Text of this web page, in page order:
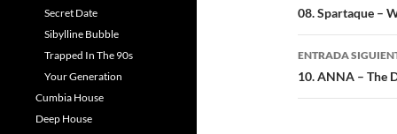
de
entradas
08. Spartaque –
ENTRADA
10. ANNA – The
Secret Date
Sibylline Bubble
Trapped In The 90s
Your Generation
Cumbia House
Deep House